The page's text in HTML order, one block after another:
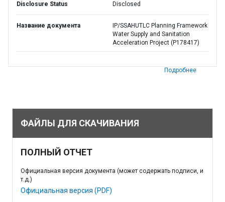
Disclosure Status Disclosed
Название документа
IP/SSAHUTLC Planning Framework
Water Supply and Sanitation
Acceleration Project (P178417)
Подробнее
ФАЙЛЫ ДЛЯ СКАЧИВАНИЯ
ПОЛНЫЙ ОТЧЕТ
Официальная версия документа (может содержать подписи, и
т.д.)
Официальная версия (PDF)